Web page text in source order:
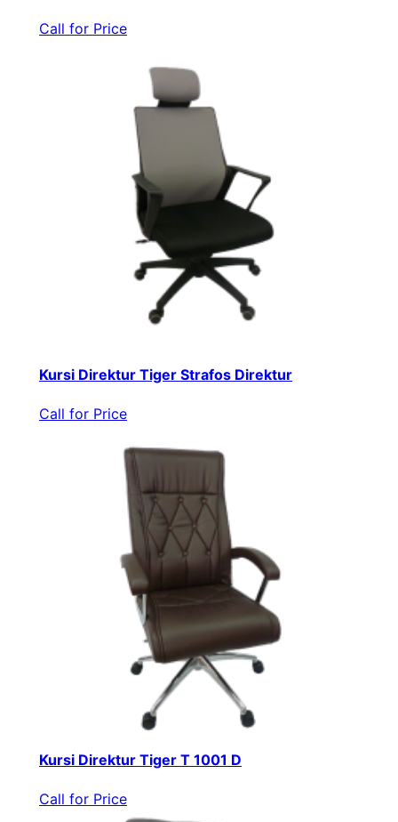
Call for Price
Kursi Direktur Tiger Strafos Direktur
Call for Price
Kursi Direktur Tiger T 1001 D
Call for Price